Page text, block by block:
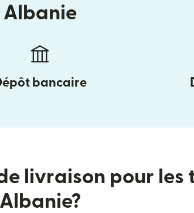
Albanie
bancaire
livraison pour les
Albanie?